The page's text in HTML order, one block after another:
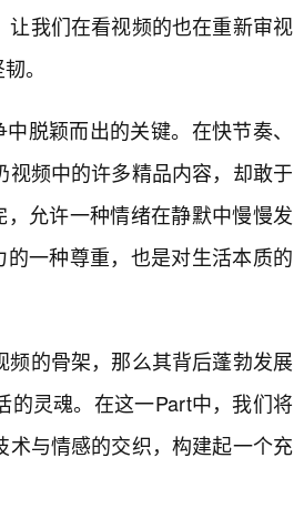
我们在看视频的也在重新审视
。
脱颖而出的关键。在快节奏、
频中的许多精品内容，却敢于
允许一种情绪在静默中慢慢发
一种尊重，也是对生活本质的
的骨架，那么其背后蓬勃发展
的灵魂。在这一Part中，我们将
与情感的交织，构建起一个充